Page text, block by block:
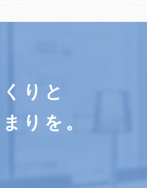
りと
りを。